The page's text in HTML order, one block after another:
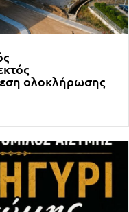
ολοκλήρωσης